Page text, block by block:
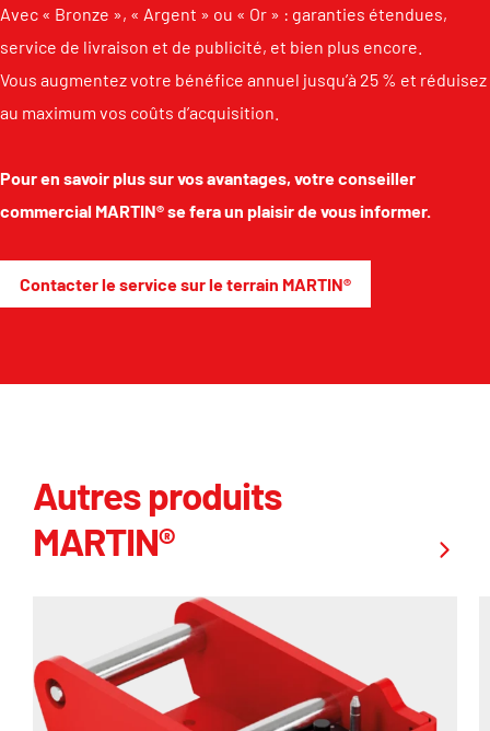
Avec « Bronze », « Argent » ou « Or » : garanties étendues,
service de livraison et de publicité, et bien plus encore.
Vous augmentez votre bénéfice annuel jusqu’à 25 % et réduisez
au maximum vos coûts d’acquisition.
Pour en savoir plus sur vos avantages, votre conseiller
commercial MARTIN® se fera un plaisir de vous informer.
Contacter le service sur le terrain MARTIN®
Autres produits
MARTIN®